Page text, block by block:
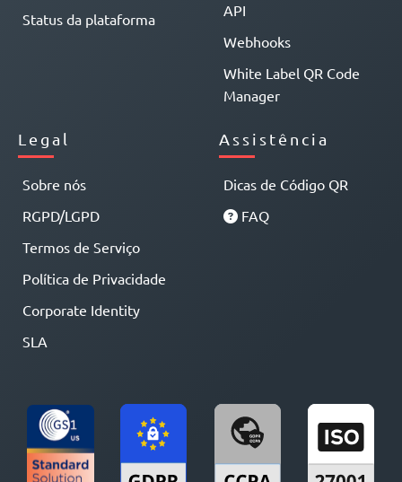
Status da plataforma
API
Webhooks
White Label QR Code
Manager
Legal
Sobre nós
RGPD/LGPD
Termos de Serviço
Política de Privacidade
Corporate Identity
SLA
Assistência
Dicas de Código QR
FAQ